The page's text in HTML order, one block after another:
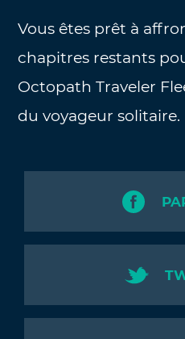
Vous êtes prêt à
chapitres restants
Octopath Traveler
du voyageur solitaire.